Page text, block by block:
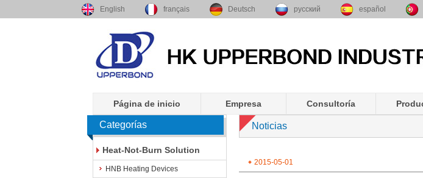
English français Deutsch русский español
Página de inicio Empresa Consultoría
Categorías
Heat-Not-Burn Solution
HNB Heating Devices
Noticias
2015-05-01